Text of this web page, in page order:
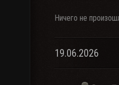
Ничего не
19.06.2026